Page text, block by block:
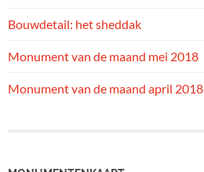
Bouwdetail: het sheddak
Monument van de maand mei 2018
Monument van de maand april 2018